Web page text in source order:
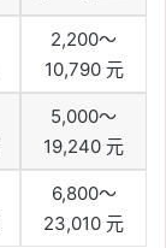
2,200～
10,790 元
5,000～
19,240 元
6,800～
23,010 元